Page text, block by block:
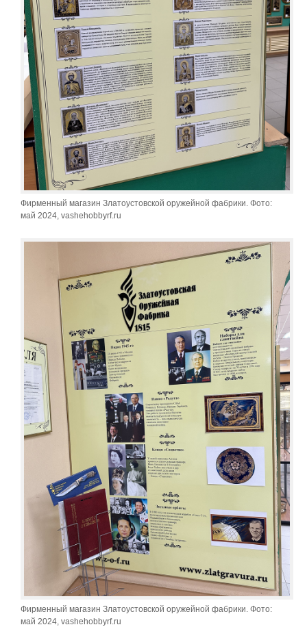
Фирменный магазин Златоустовской оружейной фабрики. Фото:
май 2024, vashehobbyrf.ru
Фирменный магазин Златоустовской оружейной фабрики. Фото:
май 2024, vashehobbyrf.ru